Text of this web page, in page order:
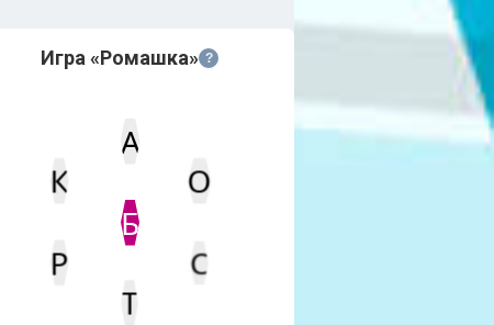
Игра «Ромашка» ?
Мин. кол-во очков
Б
А
К
О
Р
С
Т